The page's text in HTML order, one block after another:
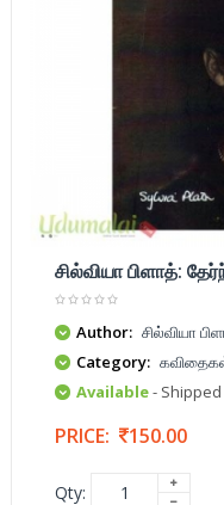
சில்வியா பிளாத்:
Author: சில்வியா
Category:
Available-
PRICE: 150.00
Qty: